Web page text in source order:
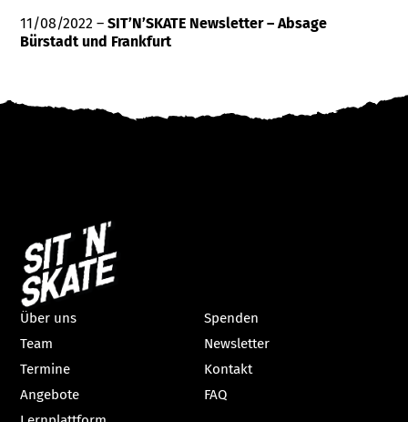
11/08/2022 –SIT’N’SKATE Newsletter – Absage
Bürstadt und Frankfurt
Über uns
Team
Termine
Angebote
Spenden
Newsletter
Kontakt
FAQ